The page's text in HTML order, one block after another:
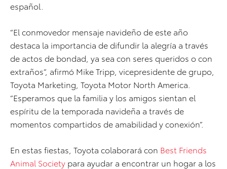
español.
“El conmovedor mensaje navideño de este año
destaca la importancia de difundir la alegría a través
de actos de bondad, ya sea con seres queridos o con
extraños”, afirmó Mike Tripp, vicepresidente de grupo,
Toyota Marketing, Toyota Motor North America.
“Esperamos que la familia y los amigos sientan el
espíritu de la temporada navideña a través de
momentos compartidos de amabilidad y conexión”.
En estas fiestas, Toyota colaborará con Best Friends
Animal Society para ayudar a encontrar un hogar a los